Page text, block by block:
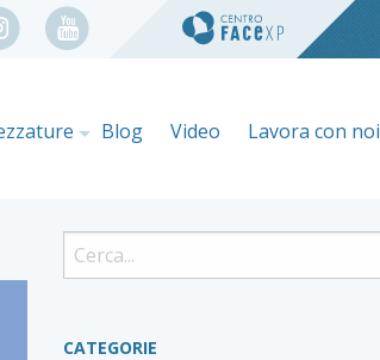
Blog Video Lavora con noi
CATEGORIE